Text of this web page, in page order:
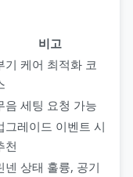
비고
기 케어 최적화 코
음 세팅 요청 가능
그레이드 이벤트 시
천
넨 상태 훌륭, 공기